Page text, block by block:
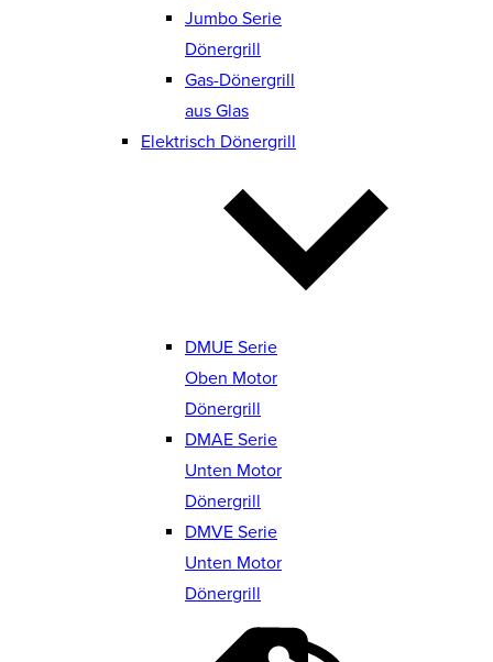
Jumbo Serie
Dönergrill
Gas-Dönergrill
aus Glas
Elektrisch Dönergrill
DMUE Serie
Oben Motor
Dönergrill
DMAE Serie
Unten Motor
Dönergrill
DMVE Serie
Unten Motor
Dönergrill